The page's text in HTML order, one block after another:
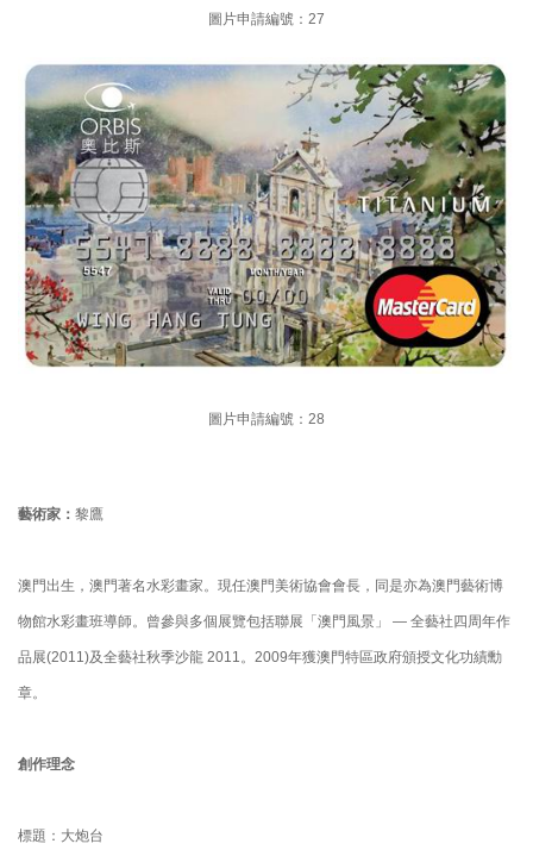
圖片申請編號：27
圖片申請編號：28
藝術家： 黎鷹
澳門出生，澳門著名水彩畫家。現任澳門美術協會會長，同是亦為澳門藝術博
物館水彩畫班導師。曾參與多個展覽包括聯展「澳門風景」 — 全藝社四周年作
品展(2011)及全藝社秋季沙龍 2011。2009年獲澳門特區政府頒授文化功績勳
章。
創作理念
標題：大炮台